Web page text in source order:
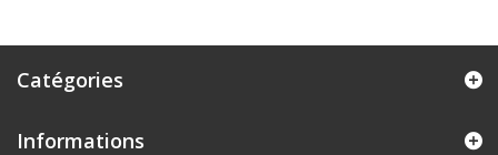
Catégories
Informations